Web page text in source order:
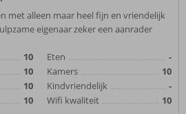
met alleen maar heel fijn en vriendelijk
eigenaar zeker een aanrader
10
10
10
10
Eten
-
Kamers
10
Kindvriendelijk
-
Wifi kwaliteit
10